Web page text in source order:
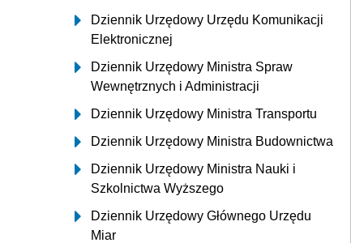
Dziennik Urzędowy Urzędu Komunikacji
Elektronicznej
Dziennik Urzędowy Ministra Spraw
Wewnętrznych i Administracji
Dziennik Urzędowy Ministra Transportu
Dziennik Urzędowy Ministra Budownictwa
Dziennik Urzędowy Ministra Nauki i
Szkolnictwa Wyższego
Dziennik Urzędowy Głównego Urzędu
Miar